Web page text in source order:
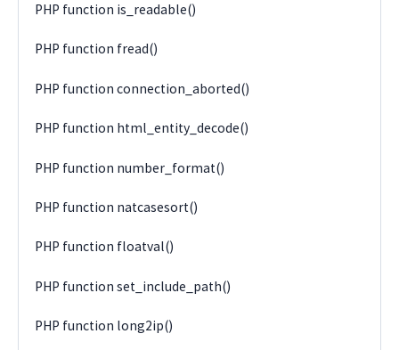
PHP function is_readable()
PHP function fread()
PHP function connection_aborted()
PHP function html_entity_decode()
PHP function number_format()
PHP function natcasesort()
PHP function floatval()
PHP function set_include_path()
PHP function long2ip()